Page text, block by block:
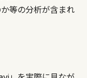
等の分析が含まれ